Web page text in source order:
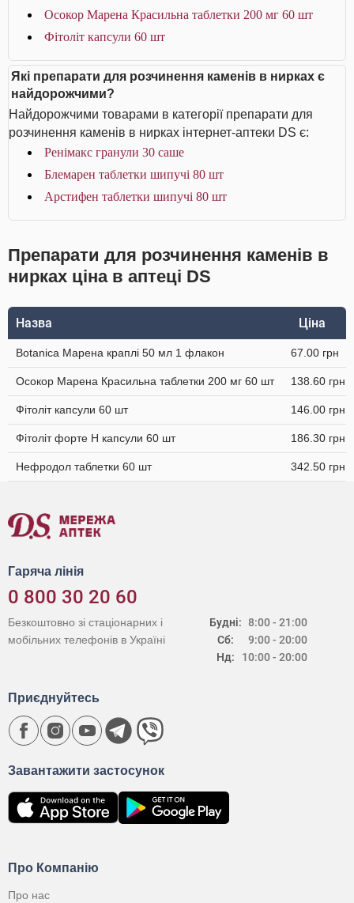
Осокор Марена Красильна таблетки 200 мг 60 шт
Фітоліт капсули 60 шт
Які препарати для розчинення каменів в нирках є
найдорожчими?
Найдорожчими товарами в категорії препарати для
розчинення каменів в нирках інтернет-аптеки DS є:
Ренімакс гранули 30 саше
Блемарен таблетки шипучі 80 шт
Арстифен таблетки шипучі 80 шт
Препарати для розчинення каменів в
нирках ціна в аптеці DS
Назва Ціна
Botanica Марена краплі 50 мл 1 флакон 67.00 грн
Осокор Марена Красильна таблетки 200 мг 60 шт 138.60 грн
Фітоліт капсули 60 шт 146.00 грн
Фітоліт форте H капсули 60 шт 186.30 грн
Нефродол таблетки 60 шт 342.50 грн
Гаряча лінія
0 800 30 20 60
Будні:
Сб:
Нд:
8:00 - 21:00
9:00 - 20:00
10:00 - 20:00
Безкоштовно зі стаціонарних і
мобільних телефонів в Україні
Про Компанію
Про нас
Завантажити застосунок
Приєднуйтесь